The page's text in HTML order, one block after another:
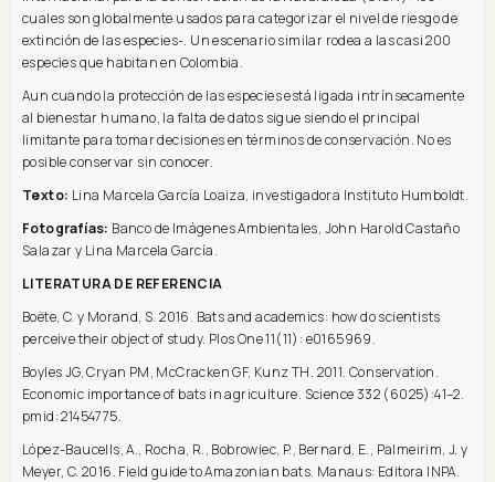
cuales son globalmente usados para categorizar el nivel de riesgo de
extinción de las especies-. Un escenario similar rodea a las casi 200
especies que habitan en Colombia.
Aun cuando la protección de las especies está ligada intrínsecamente
al bienestar humano, la falta de datos sigue siendo el principal
limitante para tomar decisiones en términos de conservación. No es
posible conservar sin conocer.
Texto: Lina Marcela García Loaiza, investigadora Instituto Humboldt.
Fotografías: Banco de Imágenes Ambientales, John Harold Castaño
Salazar y Lina Marcela García.
LITERATURA DE REFERENCIA
Boëte, C. y Morand, S. 2016. Bats and academics: how do scientists
perceive their object of study. Plos One 11(11): e0165969.
Boyles JG, Cryan PM, McCracken GF, Kunz TH. 2011. Conservation.
Economic importance of bats in agriculture. Science 332 (6025):41–2.
pmid: 21454775.
López-Baucells, A., Rocha, R., Bobrowiec, P., Bernard, E., Palmeirim, J. y
Meyer, C. 2016. Field guide to Amazonian bats. Manaus: Editora INPA.